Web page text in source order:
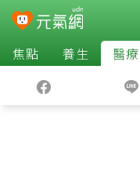
焦點 養生 醫療